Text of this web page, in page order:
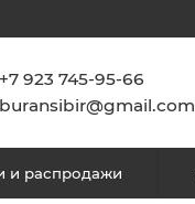
+7 923 745-95-66
buransibir@gmail.com
и распродажи